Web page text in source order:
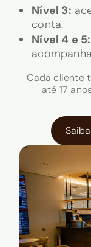
Nível 3:
conta.
Nível 4 e 5:
Cada cliente
até 17